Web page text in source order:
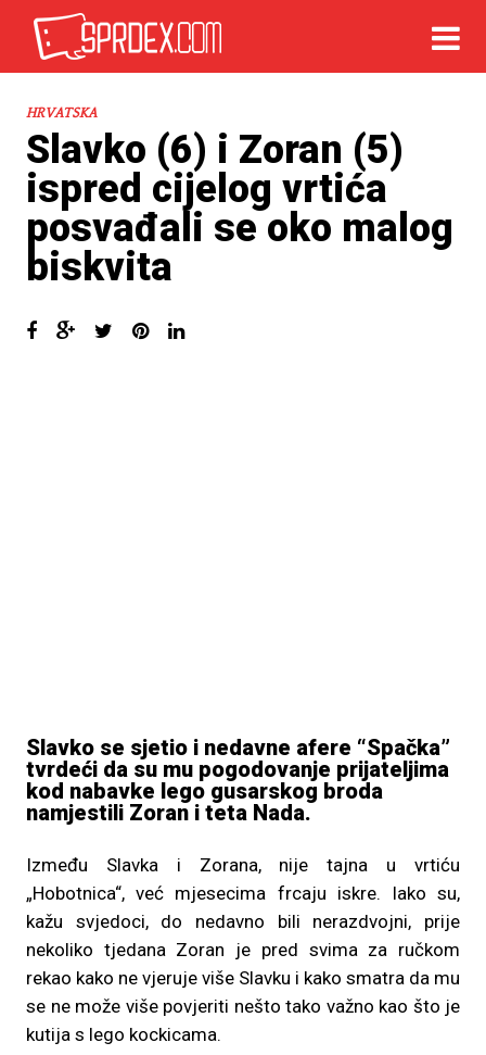
HRVATSKA
Slavko (6) i Zoran (5)
ispred cijelog vrtića
posvađali se oko malog
biskvita
Slavko se sjetio i nedavne afere “Spačka”
tvrdeći da su mu pogodovanje prijateljima
kod nabavke lego gusarskog broda
namjestili Zoran i teta Nada.
Između Slavka i Zorana, nije tajna u vrtiću
„Hobotnica“, već mjesecima frcaju iskre. Iako su,
kažu svjedoci, do nedavno bili nerazdvojni, prije
nekoliko tjedana Zoran je pred svima za ručkom
rekao kako ne vjeruje više Slavku i kako smatra da mu
se ne može više povjeriti nešto tako važno kao što je
kutija s lego kockicama.